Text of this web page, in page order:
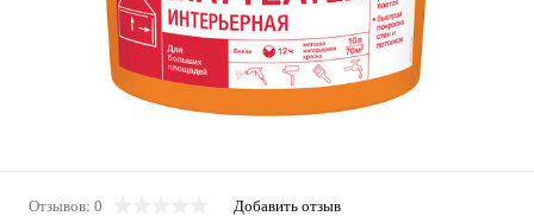
Отзывов: 0 Добавить отзыв